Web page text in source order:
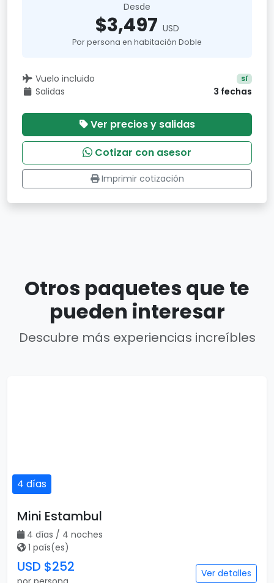
Desde
$3,497 USD
Por persona en habitación Doble
Vuelo incluido Sí
Salidas 3 fechas
Ver precios y salidas
Cotizar con asesor
Imprimir cotización
Otros paquetes que te
pueden interesar
Descubre más experiencias increíbles
4 días
Mini Estambul
4 días / 4 noches
1 país(es)
USD $252 Ver detalles